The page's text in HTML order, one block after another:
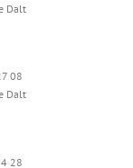
Dalt
08
Dalt
28